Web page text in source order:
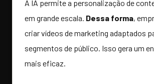
A IA permite a personalização de
em grande escala. Dessa forma,
criar vídeos de marketing adaptados
segmentos de público. Isso gera um
mais eficaz.